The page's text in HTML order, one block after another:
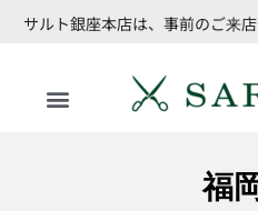
サルト銀座本店は、事前のご来
福